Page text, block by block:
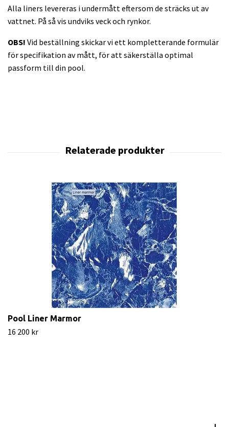
Alla liners levereras i undermått eftersom de sträcks ut av
vattnet. På så vis undviks veck och rynkor.
OBS! Vid beställning skickar vi ett kompletterande formulär
för specifikation av mått, för att säkerställa optimal
passform till din pool.
Pool Liner Marmor
16 200 kr